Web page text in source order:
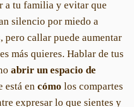
a tu familia y evitar que
silencio por miedo a
pero callar puede aumentar
más quieres. Hablar de tus
abrir un espacio de
está en cómo los compartes
expresar lo que sientes y